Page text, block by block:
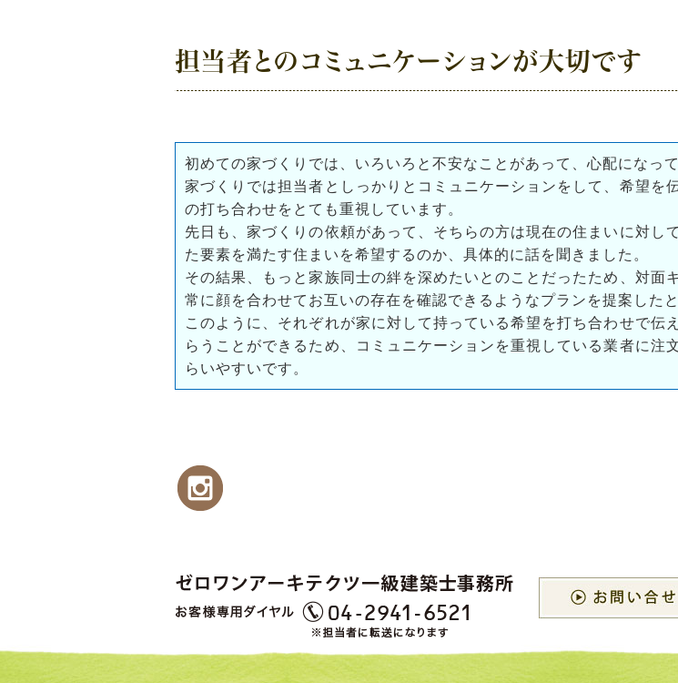
担当者とのコミュニケーションが大切です
初めての家づくりでは、いろいろと不安なことがあって、心配になっ
家づくりでは担当者としっかりとコミュニケーションをして、希望を
の打ち合わせをとても重視しています。
先日も、家づくりの依頼があって、そちらの方は現在の住まいに対し
た要素を満たす住まいを希望するのか、具体的に話を聞きました。
その結果、もっと家族同士の絆を深めたいとのことだったため、対面
常に顔を合わせてお互いの存在を確認できるようなプランを提案した
このように、それぞれが家に対して持っている希望を打ち合わせで伝
らうことができるため、コミュニケーションを重視している業者に注
らいやすいです。